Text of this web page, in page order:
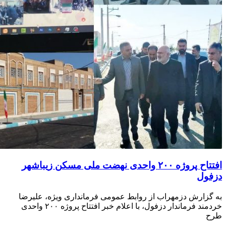
افتتاح پروژه ۲۰۰ واحدی نهضت ملی مسکن زیباشهر
دزمهراب از روابط عمومی فرمانداری ویژه، علیرضا
خردمند فرماندار دزفول، با اعلام خبر افتتاح پروژه ۲۰۰ واحدی